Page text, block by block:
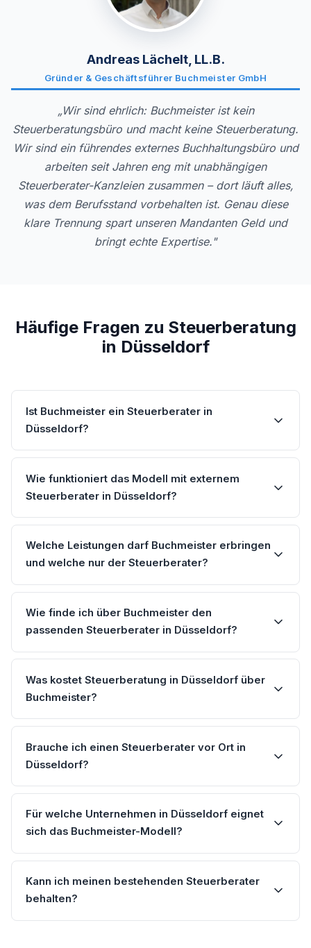
Andreas Lächelt, LL.B.
Gründer & Geschäftsführer Buchmeister GmbH
„Wir sind ehrlich: Buchmeister ist kein
Steuerberatungsbüro und macht keine Steuerberatung.
Wir sind ein führendes externes Buchhaltungsbüro und
arbeiten seit Jahren eng mit unabhängigen
Steuerberater-Kanzleien zusammen – dort läuft alles,
was dem Berufsstand vorbehalten ist. Genau diese
klare Trennung spart unseren Mandanten Geld und
bringt echte Expertise."
Häufige Fragen zu Steuerberatung
in Düsseldorf
Ist Buchmeister ein Steuerberater in
Düsseldorf?
Wie funktioniert das Modell mit externem
Steuerberater in Düsseldorf?
Welche Leistungen darf Buchmeister erbringen
und welche nur der Steuerberater?
Wie finde ich über Buchmeister den
passenden Steuerberater in Düsseldorf?
Was kostet Steuerberatung in Düsseldorf über
Buchmeister?
Brauche ich einen Steuerberater vor Ort in
Düsseldorf?
Für welche Unternehmen in Düsseldorf eignet
sich das Buchmeister-Modell?
Kann ich meinen bestehenden Steuerberater
behalten?